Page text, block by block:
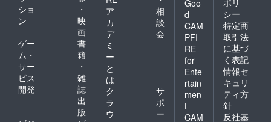
ショ
ン
・
映
画
ゲー
ム・
サー
ビス
開発
書
籍
・
雑
誌
出
版
ア
カ
デ
ミ
ー
と
は
相
談
会
ク
ラ
ウ
サ
ポ
ー
Goo
d
CAM
PFI
RE
for
Ente
rtain
men
t
CAM
シー
特定商
取引法
に基づ
く表記
情報セ
キュリ
ティ方
針
反社基